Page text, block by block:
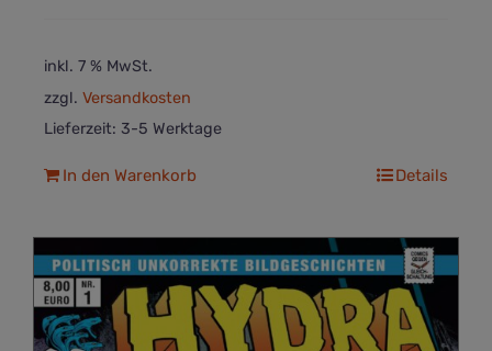
inkl. 7 % MwSt.
zzgl. Versandkosten
Lieferzeit: 3-5 Werktage
In den Warenkorb Details